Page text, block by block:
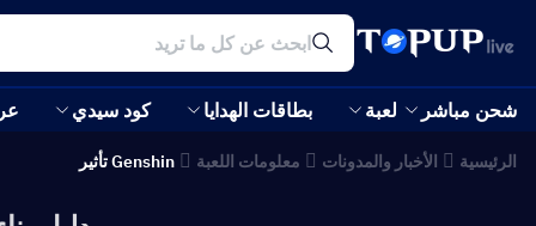
شحن مباشر لعبة بطاقات الهدايا كود سيدي
الرئيسية الأخبار والمدونات معلومات اللعبة Genshin تأثير